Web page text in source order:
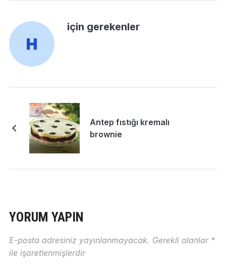
için gerekenler
Antep fıstığı kremalı
brownie
YORUM YAPIN
E-posta adresiniz yayınlanmayacak. Gerekli alanlar *
ile işaretlenmişlerdir